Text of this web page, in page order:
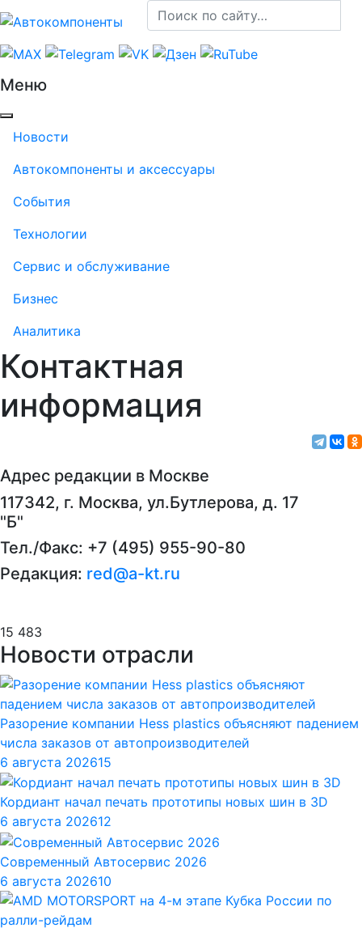
Меню
Новости
Автокомпоненты и аксессуары
События
Технологии
Сервис и обслуживание
Бизнес
Аналитика
Контактная
информация
Адрес редакции в Москве
117342, г. Москва, ул.Бутлерова, д. 17
"Б"
Тел./Факс: +7 (495) 955-90-80
Редакция: red@a-kt.ru
15 483
Новости отрасли
Разорение компании Hess plastics объясняют падением
числа заказов от автопроизводителей
6 августа 202615
Кордиант начал печать прототипы новых шин в 3D
6 августа 202612
Современный Автосервис 2026
6 августа 202610